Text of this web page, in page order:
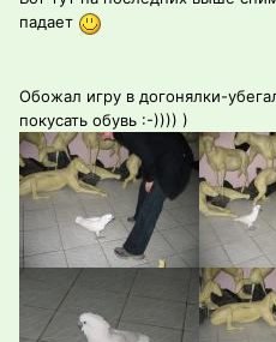
падает
Обожал игру в догонялки-
покусать обувь :-)))) )